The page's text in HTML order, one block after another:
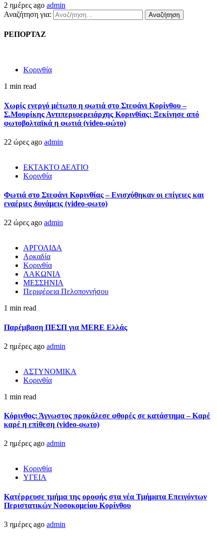
2 ημέρες ago admin
Αναζήτηση για:
ΡΕΠΟΡΤΑΖ
Κορινθία
1 min read
Χωρίς ενεργό μέτωπο η φωτιά στο Στεφάνι Κορίνθου –
Σ.Μουρίκης Αντιπεριφερειάρχης Κορινθίας: Ξεκίνησε από
φωτοβολταϊκά η φωτιά (video-φώτο)
22 ώρες ago admin
ΕΚΤΑΚΤΟ ΔΕΛΤΙΟ
Κορινθία
Φωτιά στο Στεφάνι Κορινθίας – Ενισχύθηκαν οι επίγειες και
εναέριες δυνάμεις (video-φωτο)
22 ώρες ago admin
ΑΡΓΟΛΙΔΑ
Αρκαδία
Κορινθία
ΛΑΚΩΝΙΑ
ΜΕΣΣΗΝΙΑ
Περιφέρεια Πελοποννήσου
1 min read
Παρέμβαση ΠΕΣΠ για MERE Ελλάς
2 ημέρες ago admin
ΑΣΤΥΝΟΜΙΚΑ
Κορινθία
1 min read
Κόρινθος: Άγνωστος προκάλεσε φθορές σε κατάστημα – Καρέ
καρέ η επίθεση (video-φωτο)
2 ημέρες ago admin
Κορινθία
ΥΓΕΙΑ
Kατέρρευσε τμήμα της οροφής στα νέα Τμήματα Επειγόντων
Περιστατικών Νοσοκομείου Κορίνθου
3 ημέρες ago admin